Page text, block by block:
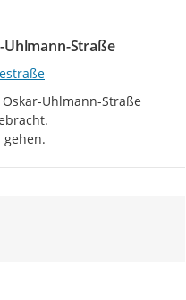
Straße
Uhlmann-Straße
gehen.